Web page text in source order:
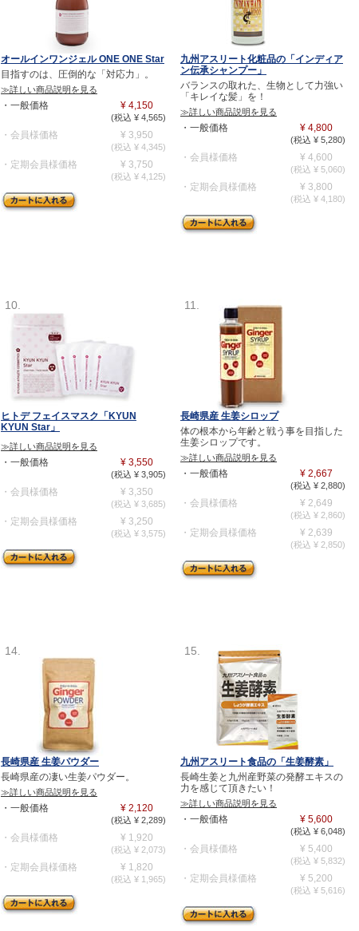
オールインワンジェル ONE ONE Star
目指すのは、圧倒的な「対応力」。
≫詳しい商品説明を見る
・一般価格 ¥ 4,150
(税込 ¥ 4,565)
・会員様価格 ¥ 3,950
(税込 ¥ 4,345)
・定期会員様価格 ¥ 3,750
(税込 ¥ 4,125)
九州アスリート化粧品の「インディア
ン伝承シャンプー」
バランスの取れた、生物として力強い
「キレイな髪」を！
≫詳しい商品説明を見る
・一般価格 ¥ 4,800
(税込 ¥ 5,280)
・会員様価格 ¥ 4,600
(税込 ¥ 5,060)
・定期会員様価格 ¥ 3,800
(税込 ¥ 4,180)
10.
ヒトデ フェイスマスク「KYUN
KYUN Star」
≫詳しい商品説明を見る
・一般価格 ¥ 3,550
(税込 ¥ 3,905)
・会員様価格 ¥ 3,350
(税込 ¥ 3,685)
・定期会員様価格 ¥ 3,250
(税込 ¥ 3,575)
11.
長崎県産 生姜シロップ
体の根本から年齢と戦う事を目指した
生姜シロップです。
≫詳しい商品説明を見る
・一般価格 ¥ 2,667
(税込 ¥ 2,880)
・会員様価格 ¥ 2,649
(税込 ¥ 2,860)
・定期会員様価格 ¥ 2,639
(税込 ¥ 2,850)
14.
長崎県産 生姜パウダー
長崎県産の凄い生姜パウダー。
≫詳しい商品説明を見る
・一般価格 ¥ 2,120
(税込 ¥ 2,289)
・会員様価格 ¥ 1,920
(税込 ¥ 2,073)
・定期会員様価格 ¥ 1,820
(税込 ¥ 1,965)
15.
九州アスリート食品の「生姜酵素」
長崎生姜と九州産野菜の発酵エキスの
力を感じて頂きたい！
≫詳しい商品説明を見る
・一般価格 ¥ 5,600
(税込 ¥ 6,048)
・会員様価格 ¥ 5,400
(税込 ¥ 5,832)
・定期会員様価格 ¥ 5,200
(税込 ¥ 5,616)